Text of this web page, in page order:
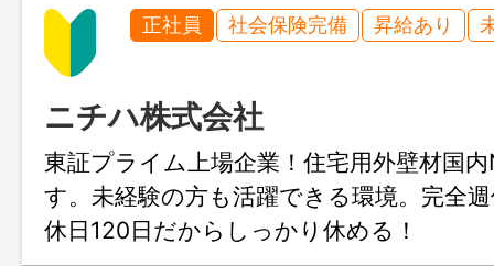
正社員 社会保険完備 昇給あり
ニチハ株式会社
東証プライム上場企業！住宅用外壁材国
す。未経験の方も活躍できる環境。完全
休日120日だからしっかり休める！